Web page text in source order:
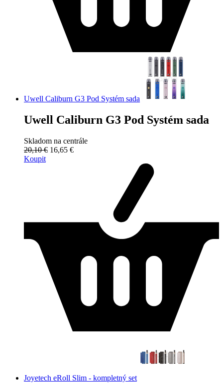
Uwell Caliburn G3 Pod Systém sada
Uwell Caliburn G3 Pod Systém sada
Skladom na centrále
20,10 € 16,65 €
Koupit
Joyetech eRoll Slim - kompletný set